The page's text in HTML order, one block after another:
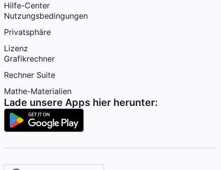
Hilfe-Center
Nutzungsbedingungen
Privatsphäre
Lizenz
Grafikrechner
Rechner Suite
Mathe-Materialien
Lade unsere Apps hier herunter: